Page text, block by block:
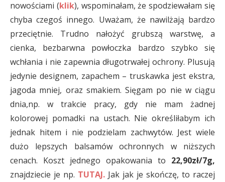
nowościami (klik), wspominałam, że spodziewałam się
chyba czegoś innego. Uważam, że nawilżają bardzo
przeciętnie. Trudno nałożyć grubszą warstwę, a
cienka, bezbarwna powłoczka bardzo szybko się
wchłania i nie zapewnia długotrwałej ochrony. Plusują
jedynie designem, zapachem – truskawka jest ekstra,
jagoda mniej, oraz smakiem. Sięgam po nie w ciągu
dnia,np. w trakcie pracy, gdy nie mam żadnej
kolorowej pomadki na ustach. Nie określiłabym ich
jednak hitem i nie podzielam zachwytów. Jest wiele
dużo lepszych balsamów ochronnych w niższych
cenach. Koszt jednego opakowania to 22,90zł/7g,
znajdziecie je np. TUTAJ. Jak jak je skończę, to raczej